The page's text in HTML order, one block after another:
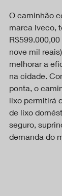
O caminhão
marca Iveco,
nove mil
melhorar a
na cidade.
ponta, o
lixo permitirá
de lixo
seguro,
demanda do